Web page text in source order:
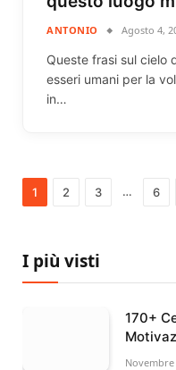
ANTONIO Agosto 4,
Queste frasi sul cielo
esseri umani per la
in…
1 2 3 … 6
I più visti
170+
Novembre